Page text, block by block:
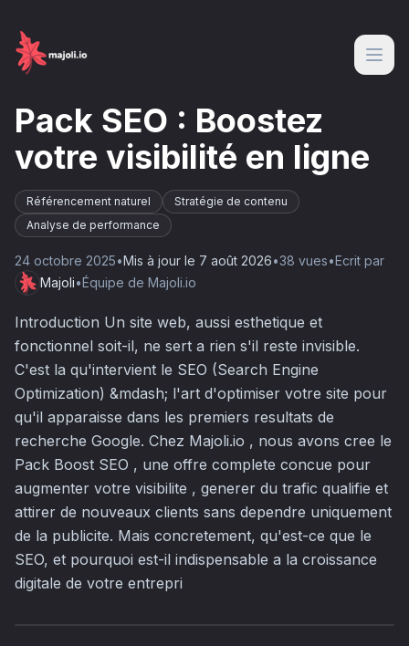
Pack SEO : Boostez
votre visibilité en ligne
Référencement naturel
Stratégie de contenu
Analyse de performance
24 octobre 2025•Mis à jour le 7 août 2026•38 vues•Ecrit par
Majoli•Équipe de Majoli.io
Introduction Un site web, aussi esthetique et
fonctionnel soit-il, ne sert a rien s'il reste invisible.
C'est la qu'intervient le SEO (Search Engine
Optimization) &mdash; l'art d'optimiser votre site pour
qu'il apparaisse dans les premiers resultats de
recherche Google. Chez Majoli.io , nous avons cree le
Pack Boost SEO , une offre complete concue pour
augmenter votre visibilite , generer du trafic qualifie et
attirer de nouveaux clients sans dependre uniquement
de la publicite. Mais concretement, qu'est-ce que le
SEO, et pourquoi est-il indispensable a la croissance
digitale de votre entrepri